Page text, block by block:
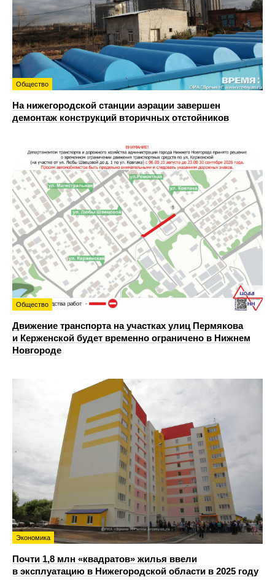
Общество
На нижегородской станции аэрации завершен
демонтаж конструкций вторичных отстойников
Общество
Движение транспорта на участках улиц Пермякова
и Керженской будет временно ограничено в Нижнем
Новгороде
Экономика
Почти 1,8 млн «квадратов» жилья ввели
в эксплуатацию в Нижегородской области в 2025 году